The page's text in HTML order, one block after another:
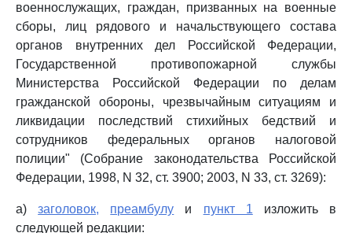
военнослужащих, граждан, призванных на военные
сборы, лиц рядового и начальствующего состава
органов внутренних дел Российской Федерации,
Государственной противопожарной службы
Министерства Российской Федерации по делам
гражданской обороны, чрезвычайным ситуациям и
ликвидации последствий стихийных бедствий и
сотрудников федеральных органов налоговой
полиции" (Собрание законодательства Российской
Федерации, 1998, N 32, ст. 3900; 2003, N 33, ст. 3269):
а)заголовок, преамбулу и пункт 1 изложить в
следующей редакции: